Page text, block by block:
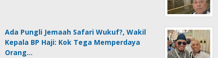
Ada Pungli Jemaah Safari Wukuf?, Wakil
Kepala BP Haji: Kok Tega Memperdaya
Orang…